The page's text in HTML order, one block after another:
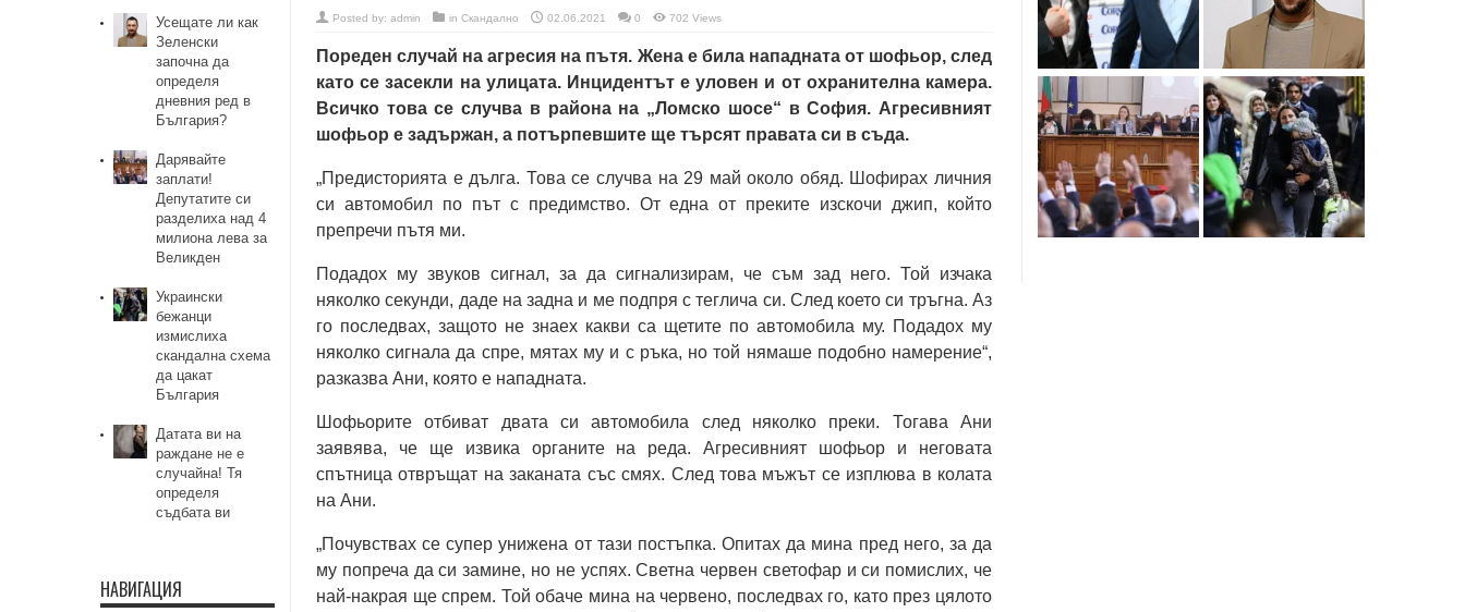
Posted by: admin in Скандално 02.06.2021 0 702 Views
Пореден случай на агресия на пътя. Жена е била нападната от шофьор, след
като се засекли на улицата. Инцидентът е уловен и от охранителна камера.
Всичко това се случва в района на „Ломско шосе“ в София. Агресивният
шофьор е задържан, а потърпевшите ще търсят правата си в съда.
„Предисторията е дълга. Това се случва на 29 май около обяд. Шофирах личния
си автомобил по път с предимство. От една от преките изскочи джип, който
препречи пътя ми.
Подадох му звуков сигнал, за да сигнализирам, че съм зад него. Той изчака
няколко секунди, даде на задна и ме подпря с теглича си. След което си тръгна. Аз
го последвах, защото не знаех какви са щетите по автомобила му. Подадох му
няколко сигнала да спре, мятах му и с ръка, но той нямаше подобно намерение“,
разказва Ани, която е нападната.
Шофьорите отбиват двата си автомобила след няколко преки. Тогава Ани
заявява, че ще извика органите на реда. Агресивният шофьор и неговата
спътница отвръщат на заканата със смях. След това мъжът се изплюва в колата
на Ани.
„Почувствах се супер унижена от тази постъпка. Опитах да мина пред него, за да
му попреча да си замине, но не успях. Светна червен светофар и си помислих, че
най-накрая ще спрем. Той обаче мина на червено, последвах го, като през цялото
Усещате ли как
Зеленски
започна да
определя
дневния ред в
България?
Дарявайте
заплати!
Депутатите си
разделиха над 4
милиона лева за
Великден
Украински
бежанци
измислиха
скандална схема
да цакат
България
Датата ви на
раждане не е
случайна! Тя
определя
съдбата ви
НАВИГАЦИЯ